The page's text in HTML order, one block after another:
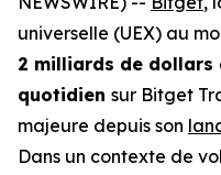
universelle (UEX) au
2 milliards de dollars
quotidien sur Bitget
majeure depuis son
Dans un contexte de